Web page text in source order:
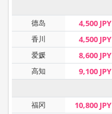
德岛
4,500 JPY
香川 4,500 JPY
爱媛 8,600 JPY
高知 9,100 JPY
福冈
10,800 JPY